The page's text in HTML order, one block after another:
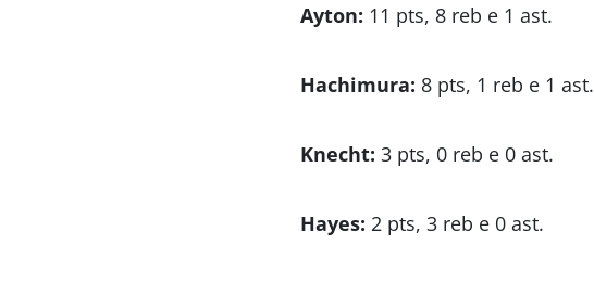
Ayton: 11 pts, 8 reb e 1 ast.
Hachimura: 8 pts, 1 reb e 1 ast.
Knecht: 3 pts, 0 reb e 0 ast.
Hayes: 2 pts, 3 reb e 0 ast.